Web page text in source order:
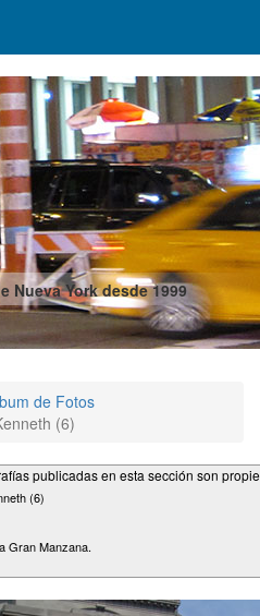
Nueva York desde 1999
de Fotos
(6)
publicadas en esta sección son
(6)
Gran Manzana.